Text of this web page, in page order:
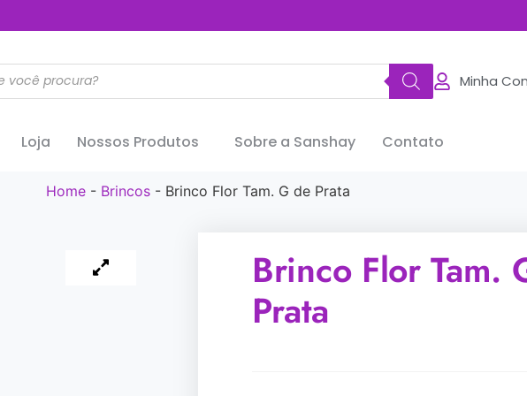
Minha
Loja Nossos Produtos Sobre a Sanshay Contato
Home - Brincos - Brinco Flor Tam. G de Prata
Brinco Flor Tam.
Prata